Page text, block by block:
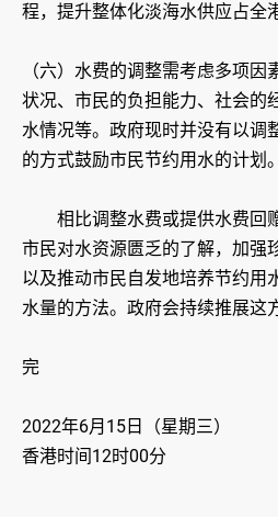
程，提升整体化淡海水供应占全
（六）水费的调整需考虑多项
状况、市民的负担能力、社会的
水情况等。政府现时并没有以调
的方式鼓励市民节约用水的计划。
相比调整水费或提供水费回
市民对水资源匮乏的了解，加强
以及推动市民自发地培养节约用
水量的方法。政府会持续推展这
完
2022年6月15日（星期三）
香港时间12时00分